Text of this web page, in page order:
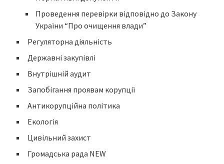
Проведення перевірки відповідно до Закону
України “Про очищення влади”
Регуляторна діяльність
Державні закупівлі
Внутрішній аудит
Запобігання проявам корупції
Антикорупційна політика
Екологія
Цивільний захист
Громадська рада NEW